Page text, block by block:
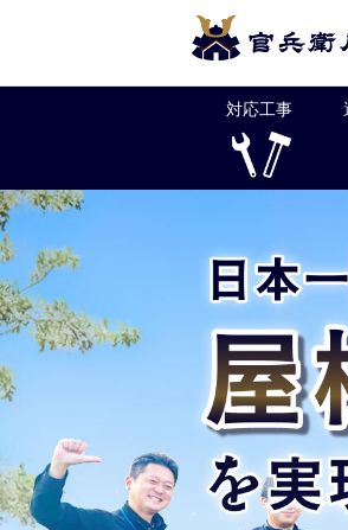
官兵衛ルーフは
対応工事